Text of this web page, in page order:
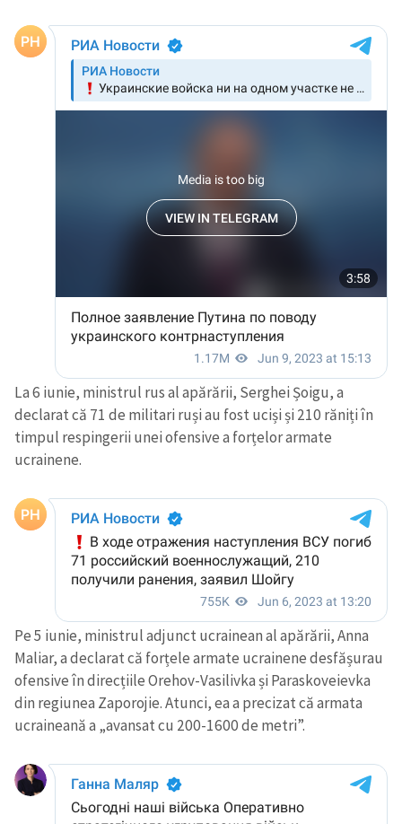
Trimite o informație
La 6 iunie, ministrul rus al apărării, Serghei Șoigu, a
declarat că 71 de militari ruși au fost uciși și 210 răniți în
timpul respingerii unei ofensive a forțelor armate
ucrainene.
Pe 5 iunie, ministrul adjunct ucrainean al apărării, Anna
Maliar, a declarat că forțele armate ucrainene desfășurau
ofensive în direcțiile Orehov-Vasilivka și Paraskoveievka
din regiunea Zaporojie. Atunci, ea a precizat că armata
ucraineană a „avansat cu 200-1600 de metri”.